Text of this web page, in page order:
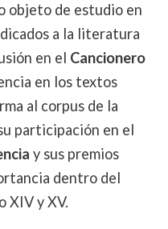
objeto de estudio en
a la literatura
en el Cancionero
en los textos
al corpus de la
participación en el
y sus premios
dentro del
XIV y XV.